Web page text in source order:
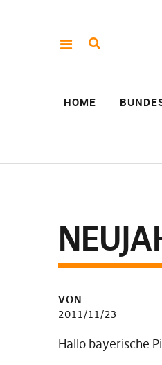
HOME
VON
2011/11/23
Hallo bayerische